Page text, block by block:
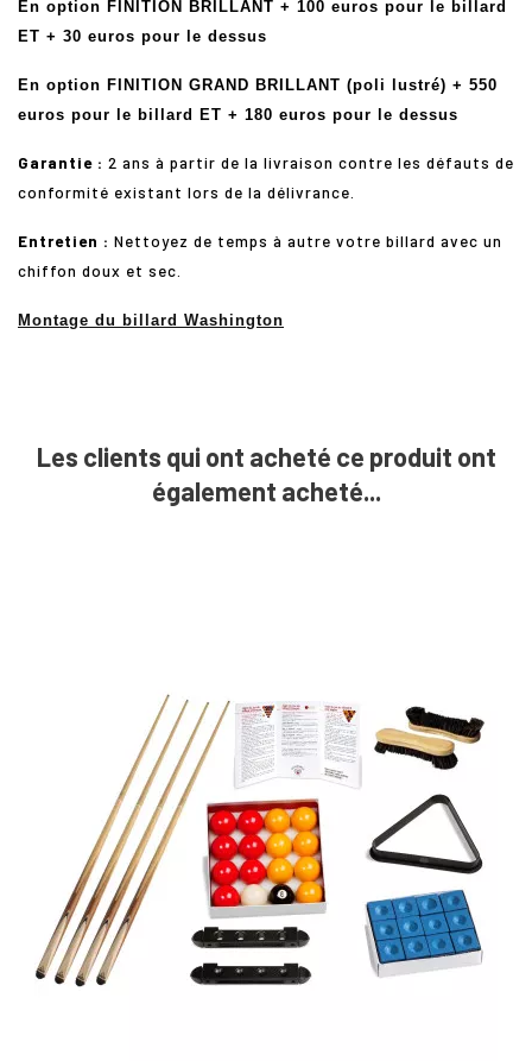
En option FINITION BRILLANT + 100 euros pour le billard
ET + 30 euros pour le dessus
En option FINITION GRAND BRILLANT (poli lustré) + 550
euros pour le billard ET + 180 euros pour le dessus
Garantie : 2 ans à partir de la livraison contre les défauts de
conformité existant lors de la délivrance.
Entretien : Nettoyez de temps à autre votre billard avec un
chiffon doux et sec.
Montage du billard Washington
Les clients qui ont acheté ce produit ont
également acheté...